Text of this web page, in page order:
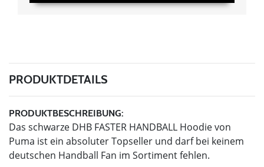
PRODUKTDETAILS
PRODUKTBESCHREIBUNG:
Das schwarze DHB FASTER HANDBALL Hoodie von
Puma ist ein absoluter Topseller und darf bei keinem
deutschen Handball Fan im Sortiment fehlen.